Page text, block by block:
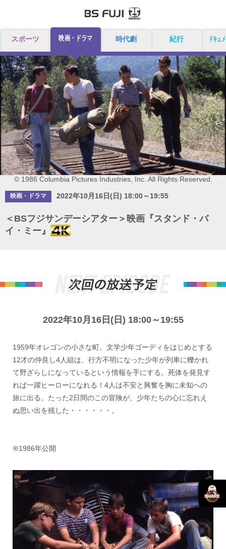
スポーツ 映画・ドラマ 時代劇 紀行 ドキュ
© 1986 Columbia Pictures Industries, Inc. All Rights Reserved.
映画・ドラマ 2022年10月16日(日) 18:00～19:55
＜BSフジサンデーシアター＞映画『スタンド・バ
イ・ミー』
2022年10月16日(日) 18:00～19:55
1959年オレゴンの小さな町。文学少年ゴーディをはじめとする
12才の仲良し4人組は、行方不明になった少年が列車に轢かれ
て野ざらしになっているという情報を手にする。死体を発見す
れば一躍ヒーローになれる！4人は不安と興奮を胸に未知への
旅に出る。たった2日間のこの冒険が、少年たちの心に忘れえ
ぬ思い出を残した・・・・・・。
※1986年公開